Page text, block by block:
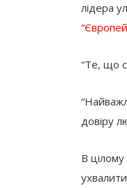
лідера
“Те, що
довіру
В